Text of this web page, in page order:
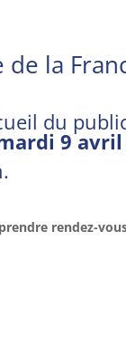
la
du
9 avril
rendez-